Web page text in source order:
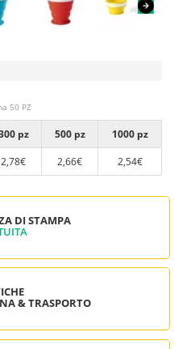
50 PZ
pz 500 pz
1000 pz
2,78€ 2,66€ 2,54€
DI STAMPA
& TRASPORTO